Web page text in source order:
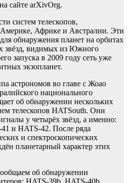
сайте arXivOrg.
систем телескопов,
Африке и Австралии. Эти
обнаружения планет на орбитах
звёзд, видимых из Южного
запуска в 2009 году сеть уже
экзопланет.
астрономов во главе с Жоао
национального
об обнаружении нескольких
телескопов HATSouth. Они
у четырёх звёзд, а именно:
и HATS-42. После ряда
и спектроскопических
планетарный характер этих
об обнаружении